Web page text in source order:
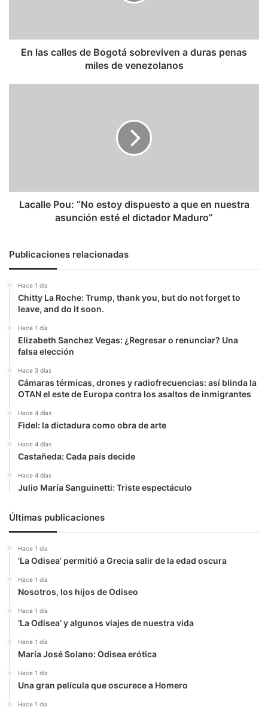
penas
milesEn las calles de Bogotá sobreviven a duras penas
miles de venezolanos
nuestra
asunción
Maduro”
Lacalle Pou: “No estoy dispuesto a que en nuestra
asunción esté el dictador Maduro”
Publicaciones relacionadas
Hace 1 día
Chitty La Roche: Trump, thank you, but do not forget to
leave, and do it soon.
Hace 1 día
Elizabeth Sanchez Vegas: ¿Regresar o renunciar? Una
falsa elección
Hace 3 días
Cámaras térmicas, drones y radiofrecuencias: así blinda la
OTAN el este de Europa contra los asaltos de inmigrantes
Hace 4 días
Fidel: la dictadura como obra de arte
Hace 4 días
Castañeda: Cada país decide
Hace 4 días
Julio María Sanguinetti: Triste espectáculo
Últimas publicaciones
Hace 1 día
‘La Odisea’ permitió a Grecia salir de la edad oscura
Hace 1 día
Nosotros, los hijos de Odiseo
Hace 1 día
‘La Odisea’ y algunos viajes de nuestra vida
Hace 1 día
María José Solano: Odisea erótica
Hace 1 día
Una gran película que oscurece a Homero
Hace 1 día